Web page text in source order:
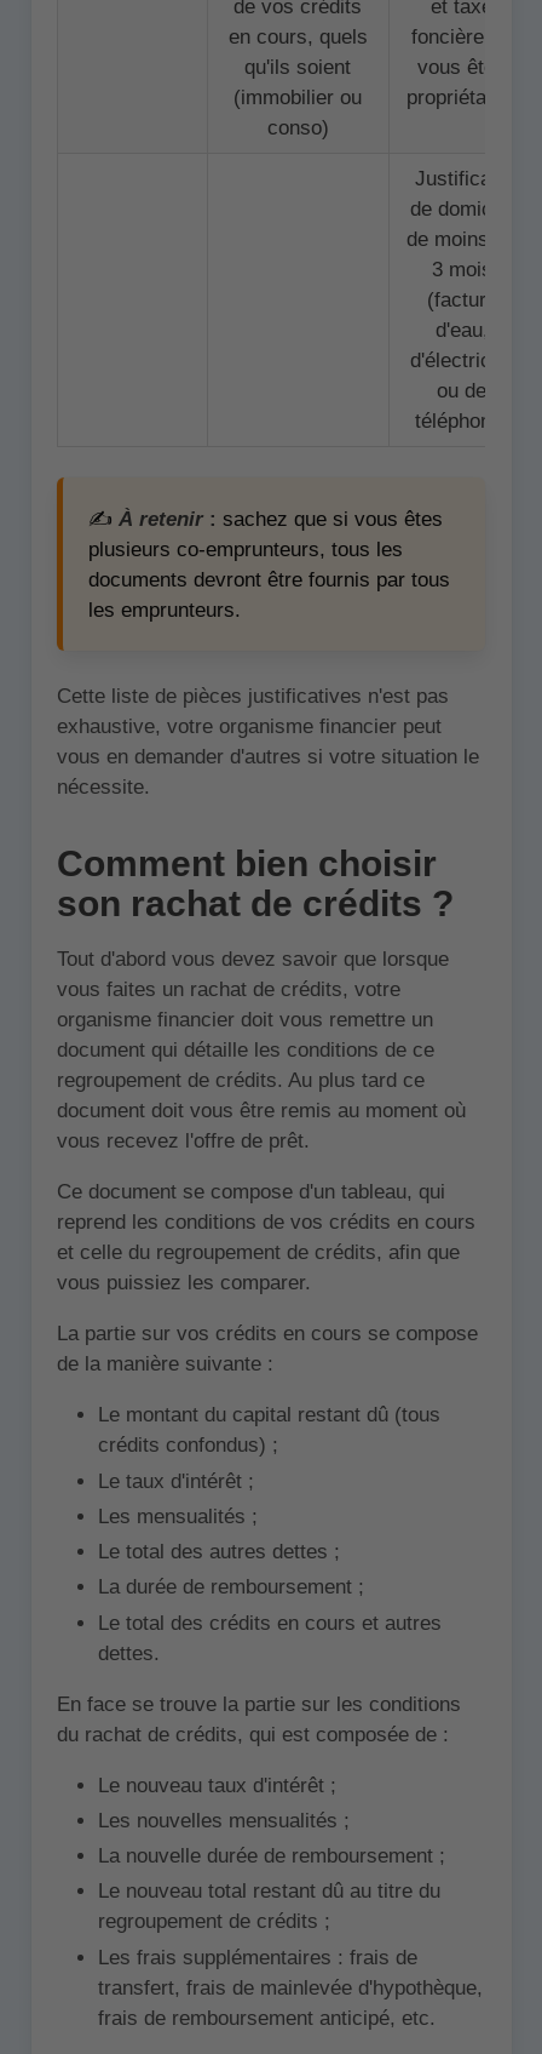
de vos crédits
en cours, quels
qu'ils soient
(immobilier ou
conso)
et taxe
foncière (si
vous êtes
propriétaire)
Justificatif
de domicile
de moins de
3 mois
(facture
d'eau,
d'électricité
ou de
téléphone)
✍️ À retenir : sachez que si vous êtes
plusieurs co-emprunteurs, tous les
documents devront être fournis par tous
les emprunteurs.
Cette liste de pièces justificatives n'est pas
exhaustive, votre organisme financier peut
vous en demander d'autres si votre situation le
nécessite.
Comment bien choisir
son rachat de crédits ?
Tout d'abord vous devez savoir que lorsque
vous faites un rachat de crédits, votre
organisme financier doit vous remettre un
document qui détaille les conditions de ce
regroupement de crédits. Au plus tard ce
document doit vous être remis au moment où
vous recevez l'offre de prêt.
Ce document se compose d'un tableau, qui
reprend les conditions de vos crédits en cours
et celle du regroupement de crédits, afin que
vous puissiez les comparer.
La partie sur vos crédits en cours se compose
de la manière suivante :
Le montant du capital restant dû (tous
crédits confondus) ;
Le taux d'intérêt ;
Les mensualités ;
Le total des autres dettes ;
La durée de remboursement ;
Le total des crédits en cours et autres
dettes.
En face se trouve la partie sur les conditions
du rachat de crédits, qui est composée de :
Le nouveau taux d'intérêt ;
Les nouvelles mensualités ;
La nouvelle durée de remboursement ;
Le nouveau total restant dû au titre du
regroupement de crédits ;
Les frais supplémentaires : frais de
transfert, frais de mainlevée d'hypothèque,
frais de remboursement anticipé, etc.